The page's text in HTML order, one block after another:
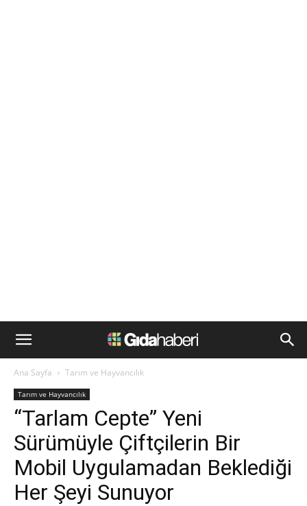
Ana Sayfa Tarım ve Hayvancılık
Tarım ve Hayvancılık
“Tarlam Cepte” Yeni
Sürümüyle Çiftçilerin Bir
Mobil Uygulamadan Beklediği
Her Şeyi Sunuyor